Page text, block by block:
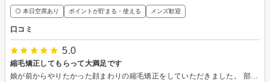
◎ 本日空席あり ポイントが貯まる・使える メンズ歓迎
口コミ
5.0
縮毛矯正してもらって大満足です
娘が前からやりたかった顔まわりの縮毛矯正をしていただきました。 部分的にクセが強くて、湿気の多い季節はさらに手がかかるためお願いしました。 いつも丁寧にやってくださるのでお任せしましたが、とても自然にサラサラになって大満足です。 朝起きてもサラサラで、お手入れの時間もほぼなく、嬉しそうに学校へ行きました。 3.4ヶ月はもつとのことなので、また気になり出したら行きます。 ありがとうございました。